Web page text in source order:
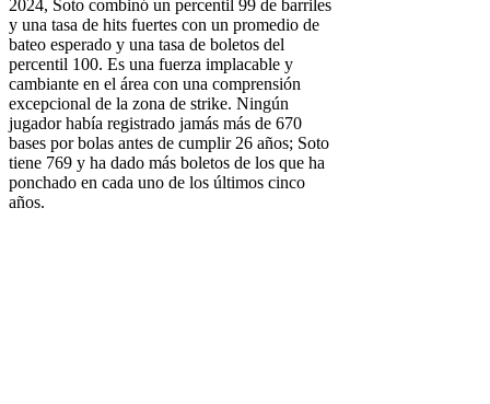
2024, Soto combinó un percentil 99 de barriles
y una tasa de hits fuertes con un promedio de
bateo esperado y una tasa de boletos del
percentil 100. Es una fuerza implacable y
cambiante en el área con una comprensión
excepcional de la zona de strike. Ningún
jugador había registrado jamás más de 670
bases por bolas antes de cumplir 26 años; Soto
tiene 769 y ha dado más boletos de los que ha
ponchado en cada uno de los últimos cinco
años.